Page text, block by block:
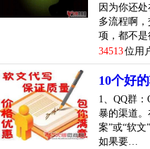
因为你还
多流程啊
项，都不
34513位用
10个好
1、QQ群
暴的渠道。
案”或“软文
如果要…